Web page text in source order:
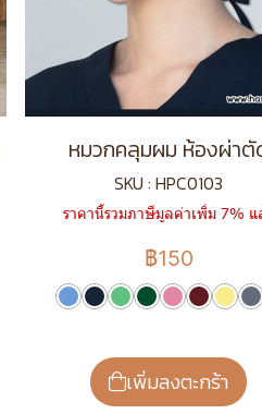
หมวกคลุมผม ห้องผ่า
SKU : HPC0103
ราคานี้รวมภาษีมูลค่าเพิ่ม 7% แ
฿150
เพิ่มลงตะกร้า